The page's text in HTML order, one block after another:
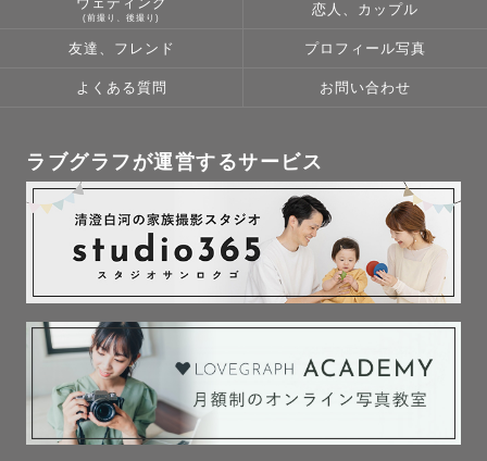
(前撮り、後撮り)
恋人、カップル
友達、フレンド プロフィール写真
よくある質問 お問い合わせ
ラブグラフが運営するサービス